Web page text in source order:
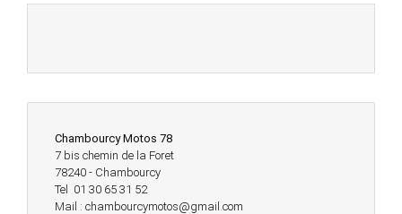
Chambourcy Motos 78
7 bis chemin de la Foret
78240 - Chambourcy
Tel 01 30 65 31 52
Mail : chambourcymotos@gmail.com